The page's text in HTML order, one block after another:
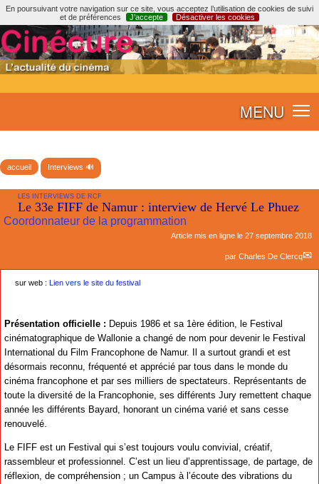
En poursuivant votre navigation sur ce site, vous acceptez l’utilisation de cookies de suivi
et de préférences
J’accepte Désactiver les cookies
MENU
accueil Interviews 🔊
LES INTERVIEWS DE RCF
Le 33e FIFF de Namur : interview de Hervé Le Phuez
Coordonnateur de la programmation
Article mis en ligne le 27 septembre 2018
par Charles De Clercq
sur web : Lien vers le site du festival
Présentation officielle : Depuis 1986 et sa 1ère édition, le Festival
cinématographique de Wallonie a changé de nom pour devenir le Festival
International du Film Francophone de Namur. Il a surtout grandi et est
désormais reconnu, fréquenté et apprécié par tous dans le monde du
cinéma francophone et par ses milliers de spectateurs. Représentants de
toute la diversité de la Francophonie, ses différents Jury remettent chaque
année les différents Bayard, honorant un cinéma varié et sans cesse
renouvelé.
Le FIFF est un Festival qui s’est toujours voulu convivial, créatif,
rassembleur et professionnel. C’est un lieu d’apprentissage, de partage, de
réflexion, de compréhension ; un Campus à l’écoute des vibrations du